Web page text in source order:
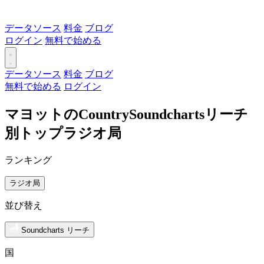
データソース 料金 ブログ
ログイン 無料で始める
データソース 料金 ブログ
無料で始める ログイン
マヨットのCountrySoundchartsリーチ
別トップラジオ局
ランキング
ラジオ局
並び替え
Soundcharts リーチ
国